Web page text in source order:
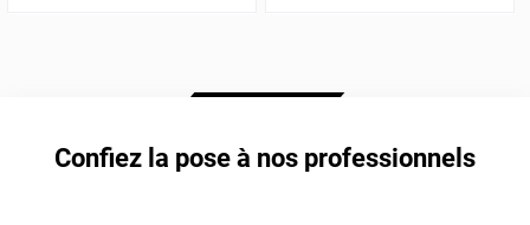
Confiez la pose à nos professionnels